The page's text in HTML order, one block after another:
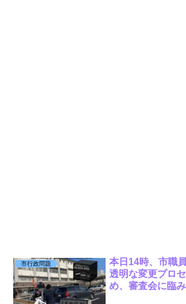
市行政問題
本日14時、市職
透明な変更プロ
め、審査会に臨